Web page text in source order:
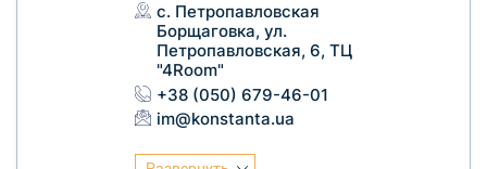
с. Петропавловская
Борщаговка, ул.
Петропавловская, 6, ТЦ
"4Room"
+38 (050) 679-46-01
im@konstanta.ua